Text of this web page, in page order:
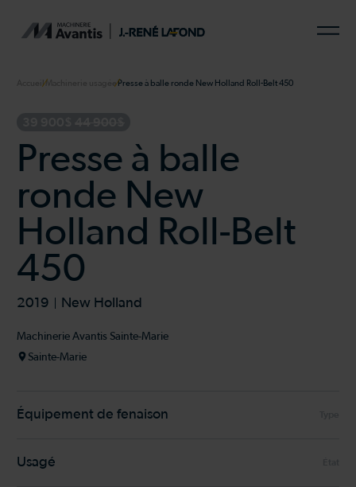
AccueilMachinerie usagéePresse à balle ronde New Holland Roll-Belt 450
Presse à balle
ronde New
Holland Roll-Belt
450
2019 New Holland
Machinerie Avantis Sainte-Marie
Sainte-Marie
Équipement de fenaison
Usagé